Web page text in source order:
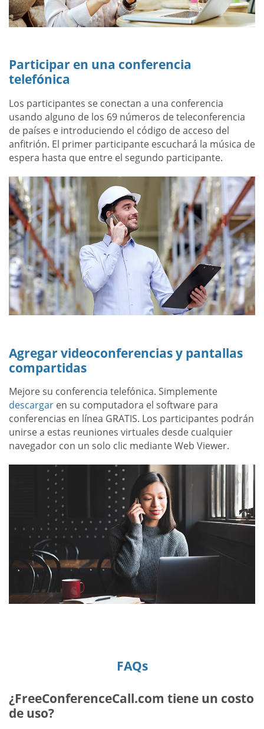
Participar en una conferencia
telefónica
Los participantes se conectan a una conferencia
usando alguno de los 69 números de teleconferencia
de países e introduciendo el código de acceso del
anfitrión. El primer participante escuchará la música de
espera hasta que entre el segundo participante.
Agregar videoconferencias y pantallas
compartidas
Mejore su conferencia telefónica. Simplemente
descargar en su computadora el software para
conferencias en línea GRATIS. Los participantes podrán
unirse a estas reuniones virtuales desde cualquier
navegador con un solo clic mediante Web Viewer.
FAQs
¿FreeConferenceCall.com tiene un costo
de uso?